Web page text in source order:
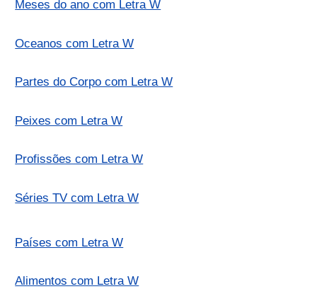
Meses do ano com Letra W
Oceanos com Letra W
Partes do Corpo com Letra W
Peixes com Letra W
Profissões com Letra W
Séries TV com Letra W
Países com Letra W
Alimentos com Letra W